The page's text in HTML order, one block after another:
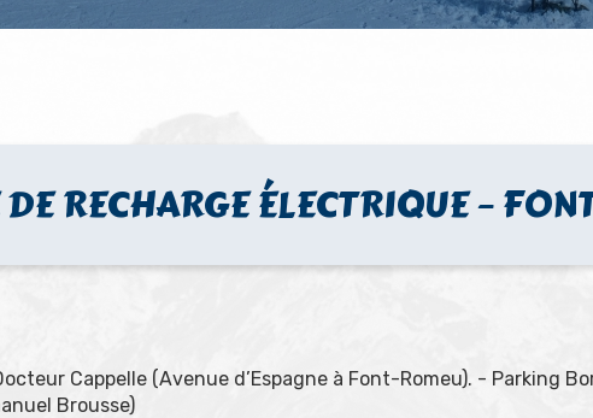
RECHARGE ÉLECTRIQUE –
Cappelle (Avenue d’Espagne à Font-Romeu). - Parking
Brousse)